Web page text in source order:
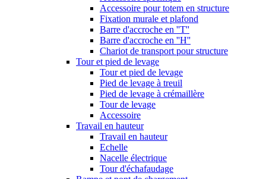
Accessoire pour totem en structure
Fixation murale et plafond
Barre d'accroche en ''T''
Barre d'accroche en ''H''
Chariot de transport pour structure
Tour et pied de levage
Tour et pied de levage
Pied de levage à treuil
Pied de levage à crémaillère
Tour de levage
Accessoire
Travail en hauteur
Travail en hauteur
Echelle
Nacelle électrique
Tour d'échafaudage